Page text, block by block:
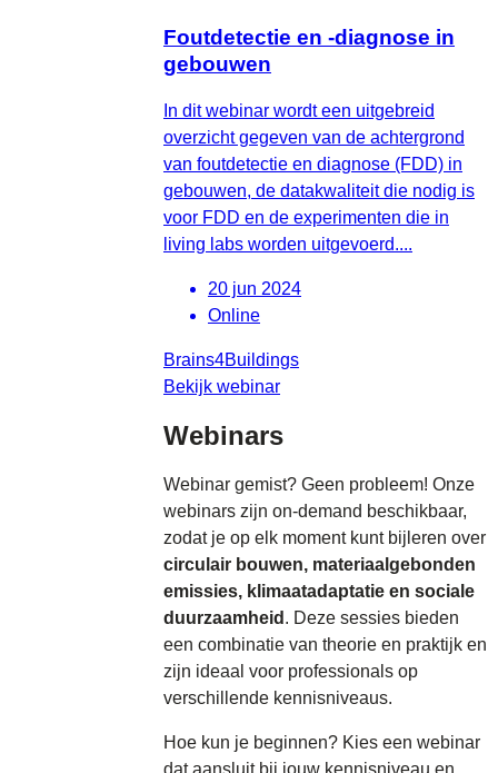
Foutdetectie en -diagnose in
gebouwen
In dit webinar wordt een uitgebreid
overzicht gegeven van de achtergrond
van foutdetectie en diagnose (FDD) in
gebouwen, de datakwaliteit die nodig is
voor FDD en de experimenten die in
living labs worden uitgevoerd....
20 jun 2024
Online
Brains4Buildings
Bekijk webinar
Webinars
Webinar gemist? Geen probleem! Onze
webinars zijn on-demand beschikbaar,
zodat je op elk moment kunt bijleren over
circulair bouwen, materiaalgebonden
emissies, klimaatadaptatie en sociale
duurzaamheid . Deze sessies bieden
een combinatie van theorie en praktijk en
zijn ideaal voor professionals op
verschillende kennisniveaus.
Hoe kun je beginnen? Kies een webinar
dat aansluit bij jouw kennisniveau en